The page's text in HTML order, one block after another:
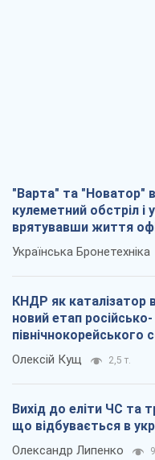
"Варта" та "Новатор"
кулеметний обстріл і
врятувавши життя
Українська Бронетехніка
КНДР як каталізатор
новий етап російсько-
північнокорейського
Олексій Кущ 2,5 т.
Вихід до еліти ЧС та
що відбувається в
Олександр Липенко